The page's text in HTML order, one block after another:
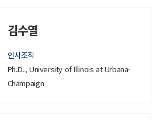
김수열
인사조직
Ph.D., University of Illinois at Urbana-
Champaign